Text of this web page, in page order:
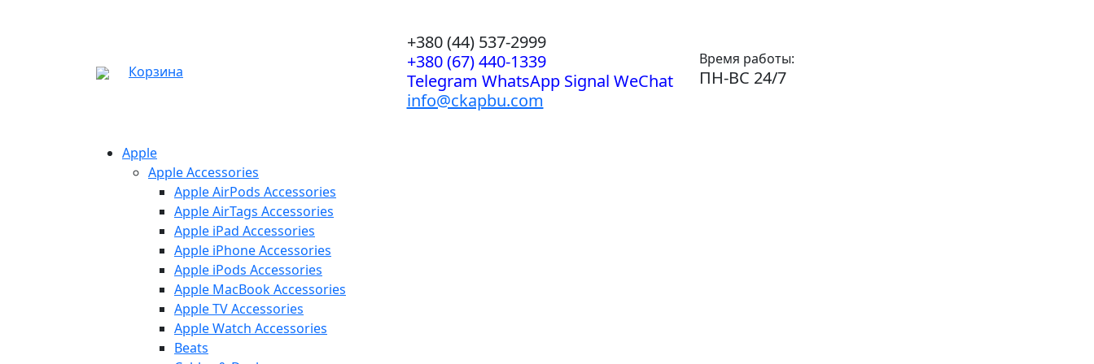
Корзина
+380 (44) 537-2999
+380 (67) 440-1339
Telegram WhatsApp Signal WeChat
info@ckapbu.com
Время работы:
ПН-ВС 24/7
Apple
Apple Accessories
Apple AirPods Accessories
Apple AirTags Accessories
Apple iPad Accessories
Apple iPhone Accessories
Apple iPods Accessories
Apple MacBook Accessories
Apple TV Accessories
Apple Watch Accessories
Beats